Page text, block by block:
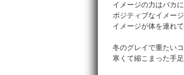
イメージの力はバカ
ポジティブなイメー
イメージが体を連れて
冬のグレイで重たい
寒くて縮こまった手